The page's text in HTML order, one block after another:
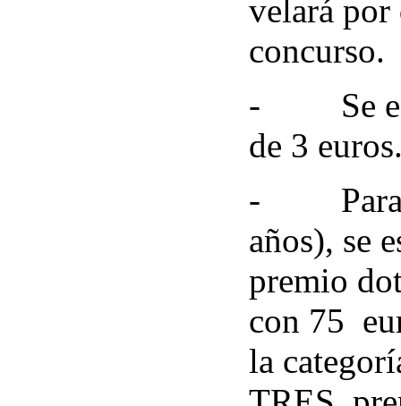
velará por
concurso.
-
Se
de 3
-
años), se
premio
con 75
la